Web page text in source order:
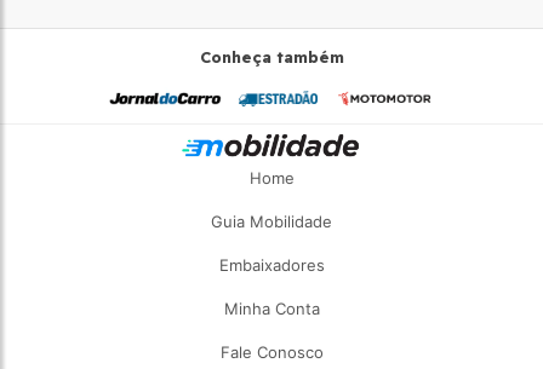
Conheça também
Home
Guia Mobilidade
Embaixadores
Minha Conta
Fale Conosco